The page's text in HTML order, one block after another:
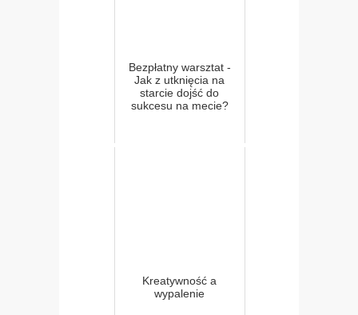
Bezpłatny warsztat -
Jak z utknięcia na
starcie dojść do
sukcesu na mecie?
Kreatywność a
wypalenie